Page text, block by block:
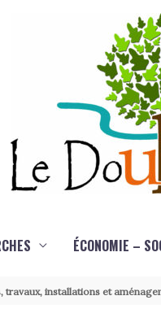
ÉCONOMIE –
installations et